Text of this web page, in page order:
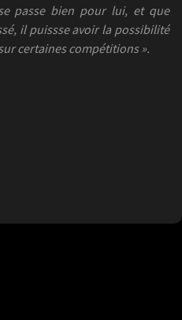
passe bien pour lui, et que
il puissse avoir la possibilité
certaines compétitions ».